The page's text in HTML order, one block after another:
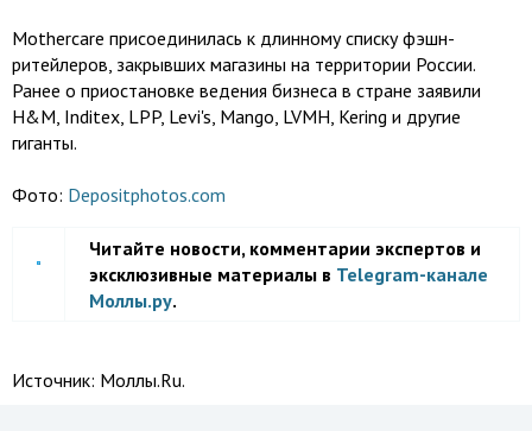
Mothercare присоединилась к длинному списку фэшн-
ритейлеров, закрывших магазины на территории России.
Ранее о приостановке ведения бизнеса в стране заявили
H&M, Inditex, LPP, Levi's, Mango, LVMH, Kering и другие
гиганты.
Фото: Depositphotos.com
Читайте новости, комментарии экспертов и
эксклюзивные материалы в Telegram-канале
Моллы.ру.
Источник: Моллы.Ru.